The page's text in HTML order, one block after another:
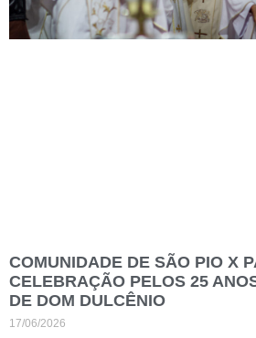
COMUNIDADE DE SÃO PIO X
CELEBRAÇÃO PELOS 25
DE DOM DULCÊNIO
17/06/2026